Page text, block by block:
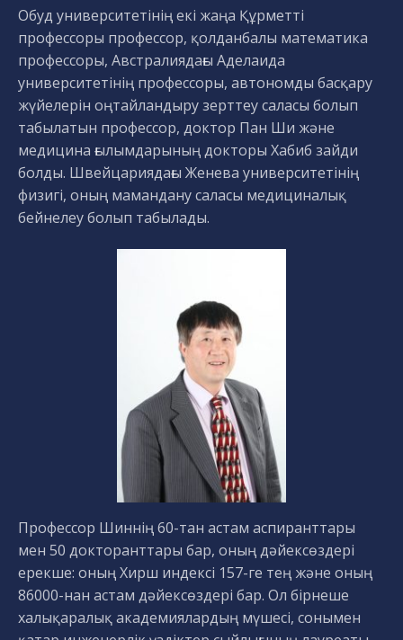
Обуд университетінің екі жаңа Құрметті
профессоры профессор, қолданбалы математика
профессоры, Австралиядағы Аделаида
университетінің профессоры, автономды басқару
жүйелерін оңтайландыру зерттеу саласы болып
табылатын профессор, доктор Пан Ши және
медицина ғылымдарының докторы Хабиб зайди
болды. Швейцариядағы Женева университетінің
физигі, оның мамандану саласы медициналық
бейнелеу болып табылады.
Профессор Шиннің 60-тан астам аспиранттары
мен 50 докторанттары бар, оның дәйексөздері
ерекше: оның Хирш индексі 157-ге тең және оның
86000-нан астам дәйексөздері бар. Ол бірнеше
халықаралық академиялардың мүшесі, сонымен